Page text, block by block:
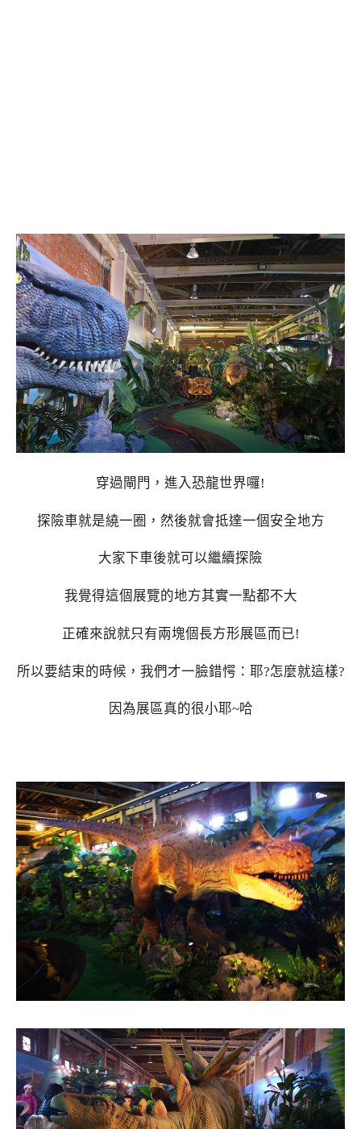
穿過閘門，進入恐龍世界囉!
探險車就是繞一圈，然後就會抵達一個安全地方
大家下車後就可以繼續探險
我覺得這個展覽的地方其實一點都不大
正確來說就只有兩塊個長方形展區而已!
所以要結束的時候，我們才一臉錯愕：耶?怎麼就這樣?
因為展區真的很小耶~哈